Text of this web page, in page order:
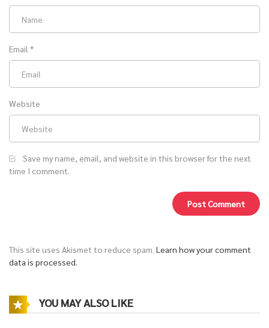
Email *
Website
Save my name, email, and website in this browser for the next
time I comment.
This site uses Akismet to reduce spam. Learn how your comment
data is processed.
YOU MAY ALSO LIKE